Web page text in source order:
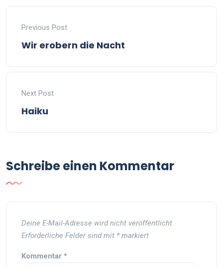
Previous Post
Wir erobern die Nacht
Next Post
Haiku
Schreibe einen Kommentar
Deine E-Mail-Adresse wird nicht veröffentlicht.
Erforderliche Felder sind mit *markiert
Kommentar *